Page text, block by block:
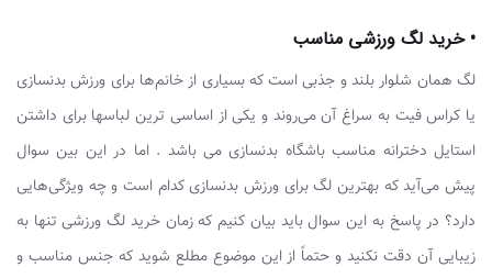
• خرید لگ ورزشی مناسب
لگ همان شلوار بلند و جذبی است که بسیاری از خانم‌ها برای ورزش بدنسازی
یا کراس فیت به سراغ آن می‌روند و یکی از اساسی ترین لباسها برای داشتن
استایل دخترانه مناسب باشگاه بدنسازی می باشد . اما در این بین سوال
پیش می‌آید که بهترین لگ برای ورزش بدنسازی کدام است و چه ویژگی‌هایی
دارد؟ در پاسخ به این سوال باید بیان کنیم که زمان خرید لگ ورزشی تنها به
زیبایی آن دقت نکنید و حتماً از این موضوع مطلع شوید که جنس مناسب و